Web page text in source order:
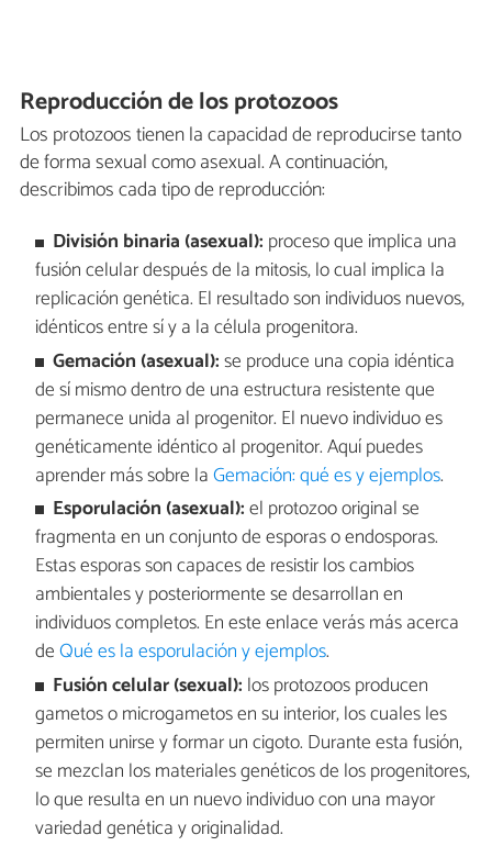
Reproducción de los protozoos
Los protozoos tienen la capacidad de reproducirse tanto
de forma sexual como asexual. A continuación,
describimos cada tipo de reproducción:
División binaria (asexual): proceso que implica una
fusión celular después de la mitosis, lo cual implica la
replicación genética. El resultado son individuos nuevos,
idénticos entre sí y a la célula progenitora.
Gemación (asexual):se produce una copia idéntica
de sí mismo dentro de una estructura resistente que
permanece unida al progenitor. El nuevo individuo es
genéticamente idéntico al progenitor. Aquí puedes
aprender más sobre laGemación: qué es y ejemplos.
Esporulación (asexual):el protozoo original se
fragmenta en un conjunto de esporas o endosporas.
Estas esporas son capaces de resistir los cambios
ambientales y posteriormente se desarrollan en
individuos completos. En este enlace verás más acerca
deQué es la esporulación y ejemplos.
Fusión celular (sexual): los protozoos producen
gametos o microgametos en su interior, los cuales les
permiten unirse y formar un cigoto. Durante esta fusión,
se mezclan los materiales genéticos de los progenitores,
lo que resulta en un nuevo individuo con una mayor
variedad genética y originalidad.